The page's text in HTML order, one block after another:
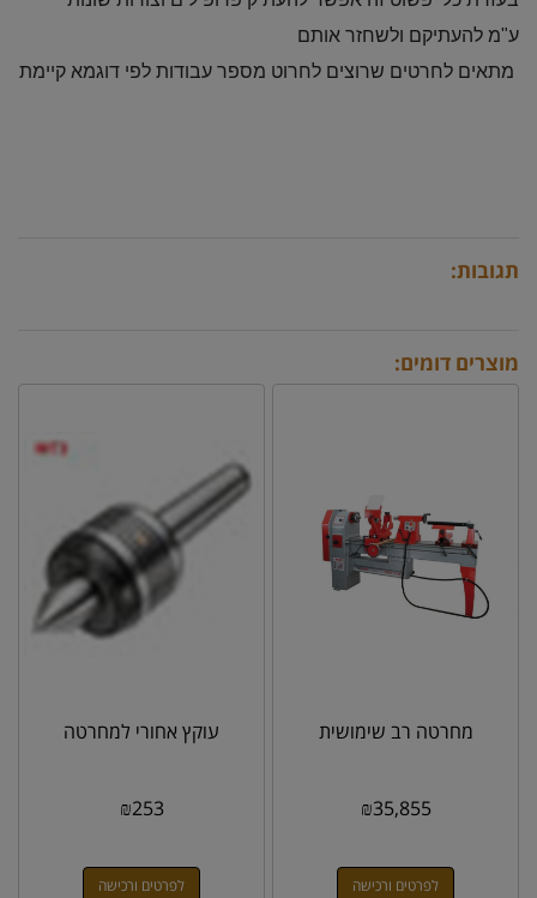
ע"מ להעתיקם ולשחזר אותם
מתאים לחרטים שרוצים לחרוט מספר עבודות לפי דוגמא קיימת
תגובות:
מוצרים דומים:
מחרטה רב שימושית
₪35,855
לפרטים ורכישה
עוקץ אחורי למחרטה
₪253
לפרטים ורכישה